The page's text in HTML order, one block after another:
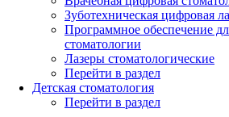
Зуботехническая цифровая
Программное обеспечение
стоматологии
Лазеры стоматологические
Перейти в раздел
Детская стоматология
Перейти в раздел